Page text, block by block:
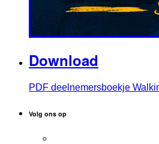
Download
PDF deelnemersboekje
Volg ons op